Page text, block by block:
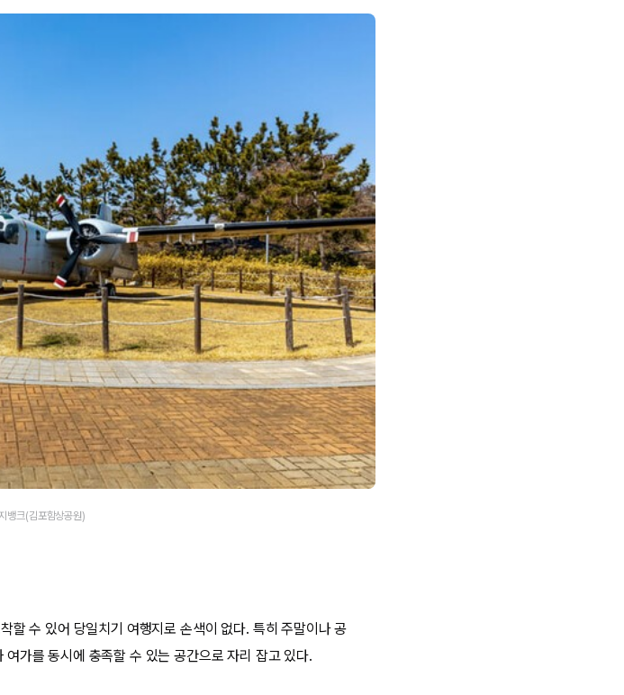
뱅크(김포함상공원)
할 수 있어 당일치기 여행지로 손색이 없다. 특히 주말이나 공
가를 동시에 충족할 수 있는 공간으로 자리 잡고 있다.